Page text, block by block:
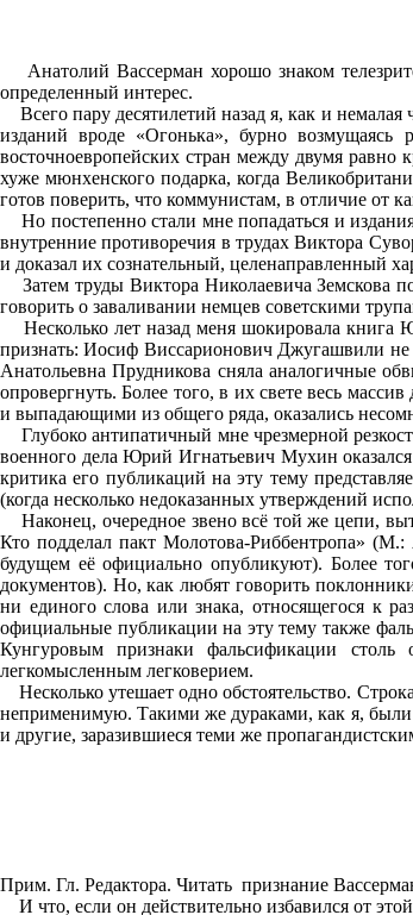
Анатолий Вассерман хорошо знаком
определенный интерес.
Всего пару десятилетий назад я, как и
изданий вроде «Огонька», бурно
восточноевропейских стран между двумя равно
хуже мюнхенского подарка, когда
готов поверить, что коммунистам, в отличие от
Но постепенно стали мне попадаться и
внутренние противоречия в трудах Виктора
и доказал их сознательный, целенаправленный
Затем труды Виктора Николаевича Земскова
говорить о заваливании немцев советскими
Несколько лет назад меня шокировала книга
признать: Иосиф Виссарионович Джугашвили не
Анатольевна Прудникова сняла аналогичные
опровергнуть. Более того, в их свете весь
и выпадающими из общего ряда, оказались
Глубоко антипатичный мне чрезмерной
военного дела Юрий Игнатьевич Мухин
критика его публикаций на эту тему
(когда несколько недоказанных утверждений
Наконец, очередное звено всё той же цепи,
Кто подделал пакт Молотова-Риббентропа»
будущем её официально опубликуют). Более
документов). Но, как любят говорить
ни единого слова или знака, относящегося к
официальные публикации на эту тему также
Кунгуровым признаки фальсификации столь
легкомысленным легковерием.
Несколько утешает одно обстоятельство.
неприменимую. Такими же дураками, как я, были
и другие, заразившиеся теми же
Прим. Гл. Редактора. Читать признание
И что, если он действительно избавился от